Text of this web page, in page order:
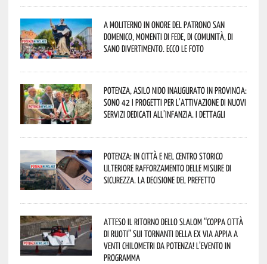
A Moliterno in onore del Patrono San
Domenico, momenti di fede, di comunità, di
sano divertimento. Ecco le foto
Potenza, asilo nido inaugurato in provincia:
sono 42 i progetti per l’attivazione di nuovi
servizi dedicati all’infanzia. I dettagli
Potenza: in città e nel centro storico
ulteriore rafforzamento delle misure di
sicurezza. La decisione del Prefetto
Atteso il ritorno dello slalom “Coppa Città
di Ruoti” sui tornanti della ex via Appia a
venti chilometri da Potenza! L’evento in
programma